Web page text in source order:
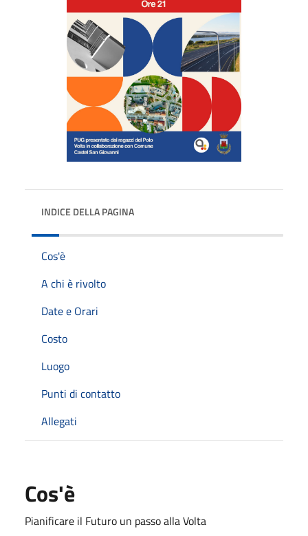
INDICE DELLA PAGINA
Cos'è
A chi è rivolto
Date e Orari
Costo
Luogo
Punti di contatto
Allegati
Cos'è
Pianificare il Futuro un passo alla Volta